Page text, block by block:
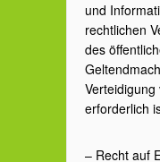
und
rechtlichen
des
erforderlich
– Recht auf